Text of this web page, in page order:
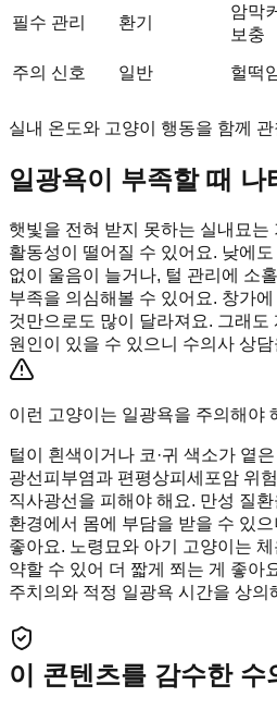
필수 관리 환기
암막
보충
주의 신호 일반 헐떡
실내 온도와 고양이 행동을 함께
일광욕이 부족할 때 나
햇빛을 전혀 받지 못하는 실내묘는
활동성이 떨어질 수 있어요. 낮에
없이 울음이 늘거나, 털 관리에 소
부족을 의심해볼 수 있어요. 창가
것만으로도 많이 달라져요. 그래도
원인이 있을 수 있으니 수의사 상
이런 고양이는 일광욕을 주의해야
털이 흰색이거나 코·귀 색소가 옅
광선피부염과 편평상피세포암 위
직사광선을 피해야 해요. 만성 질
환경에서 몸에 부담을 받을 수 있으
좋아요. 노령묘와 아기 고양이는
약할 수 있어 더 짧게 쬐는 게 좋아
주치의와 적정 일광욕 시간을 상의
이 콘텐츠를 감수한 수